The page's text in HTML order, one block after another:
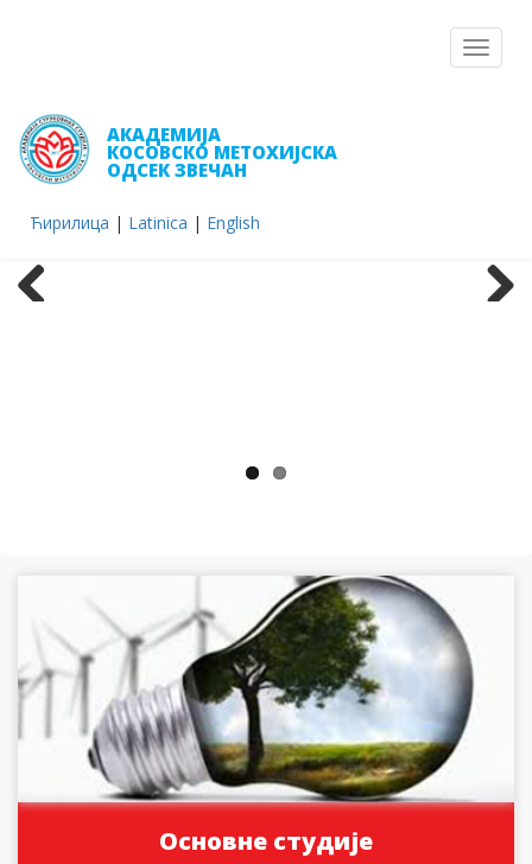
Toggle
АКАДЕМИЈА
КОСОВСКО МЕТОХИЈСКА
ОДСЕК ЗВЕЧАН
Ћирилица | Latinica | English
Основне студије